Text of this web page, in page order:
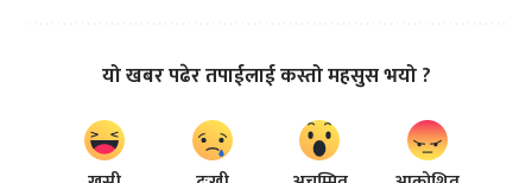
यो खबर पढेर तपाईलाई कस्तो महसुस भयो ?